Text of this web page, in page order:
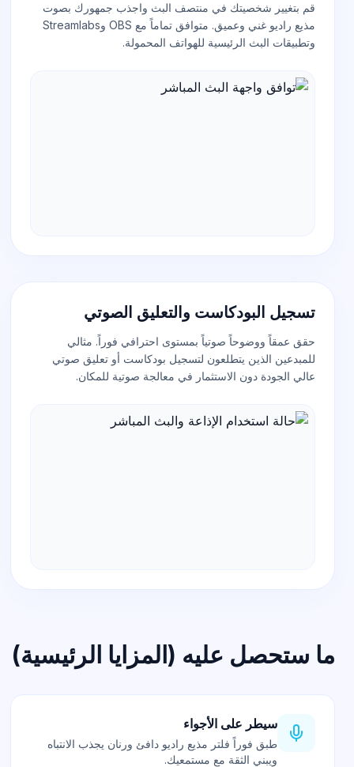
قم بتغيير شخصيتك في منتصف البث واجذب جمهورك بصوت
مذيع راديو غني وعميق. متوافق تماماً مع OBS وStreamlabs
وتطبيقات البث الرئيسية للهواتف المحمولة.
تسجيل البودكاست والتعليق الصوتي
حقق عمقاً ووضوحاً صوتياً بمستوى احترافي فوراً. مثالي
للمبدعين الذين يتطلعون لتسجيل بودكاست أو تعليق صوتي
عالي الجودة دون الاستثمار في معالجة صوتية للمكان.
ما ستحصل عليه (المزايا الرئيسية)
سيطر على الأجواء
طبق فوراً فلتر مذيع راديو دافئ ورنان يجذب الانتباه
ويبني الثقة مع مستمعيك.